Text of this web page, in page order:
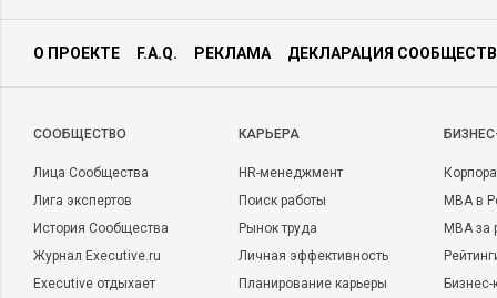
О ПРОЕКТЕ F.A.Q. РЕКЛАМА ДЕКЛАРАЦИЯ
CООБЩЕСТВО
Лица Сообщества
Лига экспертов
История Сообщества
Журнал Executive.ru
Executive отдыхает
КАРЬЕРА
HR-менеджмент
Поиск работы
Рынок труда
Личная эффективность
Планирование карьеры
MBA в
MBA
Бизнес-